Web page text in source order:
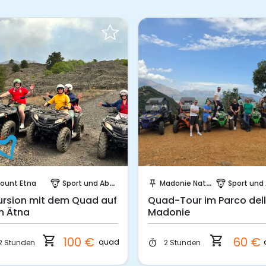
Etna paragliding Sport und Abenteuer
mit dem Quad auf
Ätna
Stunden shopping_cart 100 € quad
push_pin Madonie Natural Park paragliding Sport und
Quad-Tour im Parco
Madonie
timer 2 Stunden shopping_cart 60 €